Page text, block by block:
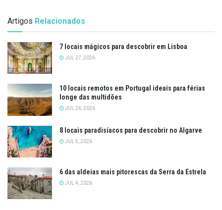
Artigos Relacionados
7 locais mágicos para descobrir em Lisboa
JUL 27, 2026
10 locais remotos em Portugal ideais para férias
longe das multidões
JUL 26, 2026
8 locais paradisíacos para descobrir no Algarve
JUL 5, 2026
6 das aldeias mais pitorescas da Serra da Estrela
JUL 4, 2026